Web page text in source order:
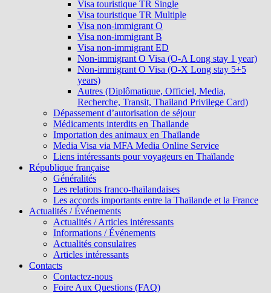
Visa touristique TR Single
Visa touristique TR Multiple
Visa non-immigrant O
Visa non-immigrant B
Visa non-immigrant ED
Non-immigrant O Visa (O-A Long stay 1 year)
Non-immigrant O Visa (O-X Long stay 5+5
years)
Autres (Diplômatique, Officiel, Media,
Recherche, Transit, Thailand Privilege Card)
Dépassement d’autorisation de séjour
Médicaments interdits en Thaïlande
Importation des animaux en Thaïlande
Media Visa via MFA Media Online Service
Liens intéressants pour voyageurs en Thaïlande
République française
Généralités
Les relations franco-thaïlandaises
Les accords importants entre la Thaïlande et la France
Actualités / Événements
Actualités / Articles intéressants
Informations / Événements
Actualités consulaires
Articles intéressants
Contacts
Contactez-nous
Foire Aux Questions (FAQ)